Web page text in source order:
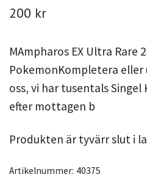
200 kr
MAmpharos EX Ultra Rare
PokemonKompletera
oss, vi har tusentals Singel
efter mottagen b
Produkten är tyvärr slut i
Artikelnummer: 40375